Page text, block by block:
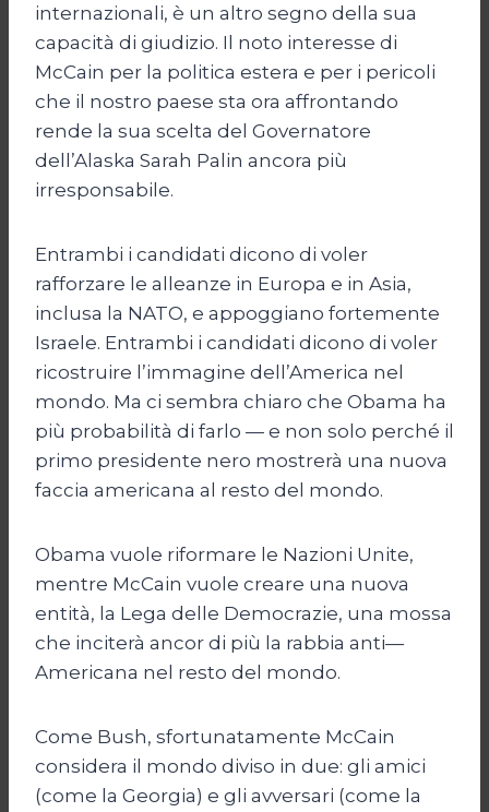
internazionali, è un altro segno della sua
capacità di giudizio. Il noto interesse di
McCain per la politica estera e per i pericoli
che il nostro paese sta ora affrontando
rende la sua scelta del Governatore
dell’Alaska Sarah Palin ancora più
irresponsabile.
Entrambi i candidati dicono di voler
rafforzare le alleanze in Europa e in Asia,
inclusa la NATO, e appoggiano fortemente
Israele. Entrambi i candidati dicono di voler
ricostruire l’immagine dell’America nel
mondo. Ma ci sembra chiaro che Obama ha
più probabilità di farlo — e non solo perché il
primo presidente nero mostrerà una nuova
faccia americana al resto del mondo.
Obama vuole riformare le Nazioni Unite,
mentre McCain vuole creare una nuova
entità, la Lega delle Democrazie, una mossa
che inciterà ancor di più la rabbia anti—
Americana nel resto del mondo.
Come Bush, sfortunatamente McCain
considera il mondo diviso in due: gli amici
(come la Georgia) e gli avversari (come la